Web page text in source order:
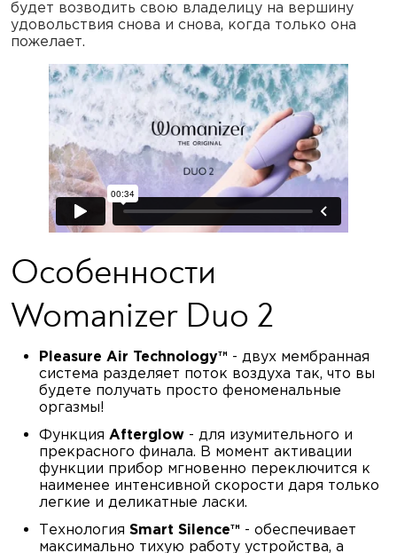
будет возводить свою владелицу на вершину
удовольствия снова и снова, когда только она
пожелает.
Особенности
Womanizer Duo 2
Pleasure Air Technology™ - двух мембранная
система разделяет поток воздуха так, что вы
будете получать просто феноменальные
оргазмы!
Функция Afterglow - для изумительного и
прекрасного финала. В момент активации
функции прибор мгновенно переключится к
наименее интенсивной скорости даря только
легкие и деликатные ласки.
Технология Smart Silence™ - обеспечивает
максимально тихую работу устройства, а